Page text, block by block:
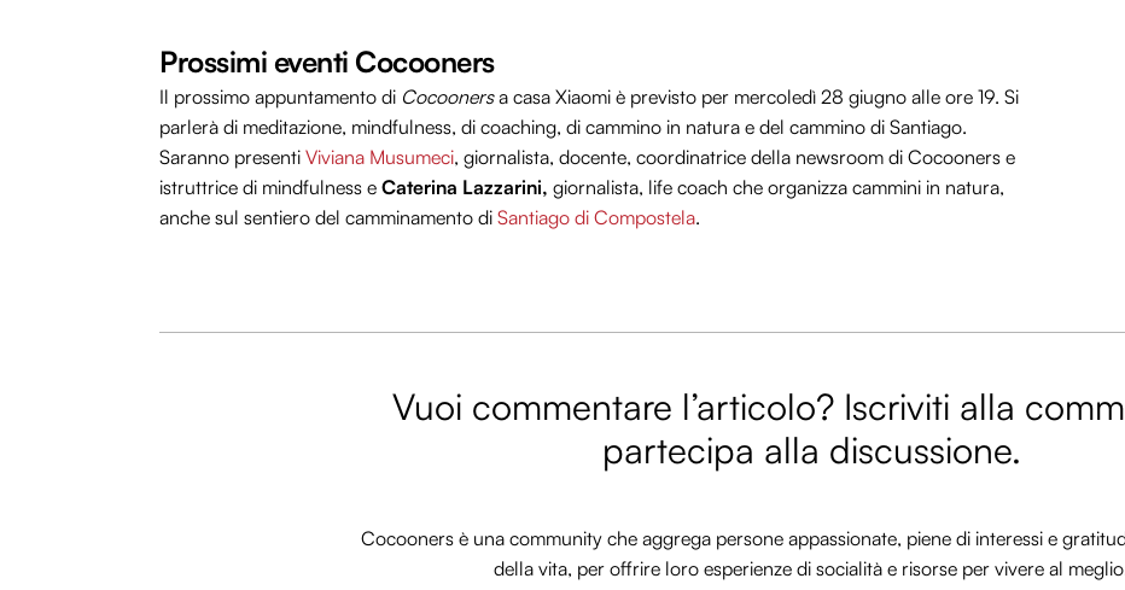
Prossimi eventi Cocooners
Il prossimo appuntamento di Cocoonersa casa Xiaomi è previsto per mercoledì 28 giugno alle ore 19. Si
parlerà di meditazione, mindfulness, di coaching, di cammino in natura e del cammino di Santiago.
Saranno presenti Viviana Musumeci, giornalista, docente, coordinatrice della newsroom di Cocooners e
istruttrice di mindfulness e Caterina Lazzarini, giornalista, life coach che organizza cammini in natura,
anche sul sentiero del camminamento di Santiago di Compostela.
Vuoi commentare l’articolo? Iscriviti alla
partecipa alla discussione.
Cocooners è una community che aggrega persone appassionate, piene di interessi e
della vita, per offrire loro esperienze di socialità e risorse per vivere al